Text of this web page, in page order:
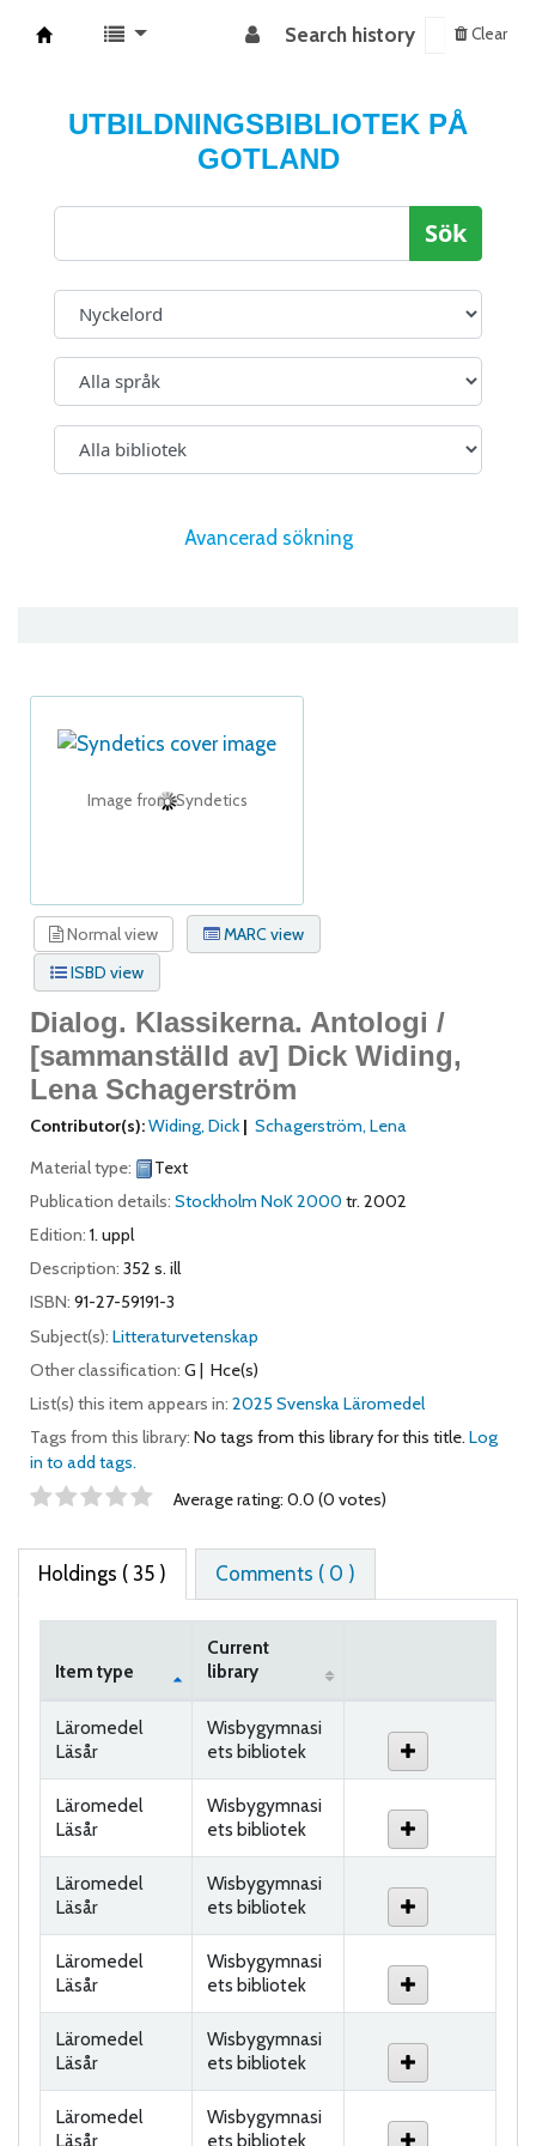
Search history Clear
UTBILDNINGSBIBLIOTEK PÅ
GOTLAND
Sök
Avancerad sökning
Image from Syndetics
Normal view
MARC view
ISBD view
Dialog. Klassikerna. Antologi /
[sammanställd av] Dick Widing,
Lena Schagerström
Contributor(s):Widing, Dick
Schagerström, Lena
Material type:
Text
Publication details: Stockholm NoK2000 tr. 2002
Edition: 1. uppl
Description: 352 s. ill
ISBN: 91-27-59191-3
Subject(s): Litteraturvetenskap
Other classification: G
Hce(s)
List(s) this item appears in: 2025 Svenska Läromedel
Tags from this library: No tags from this library for this title. Log
in to add tags.
Star ratings Average rating: 0.0 (0 votes)
Holdings ( 35 ) Comments ( 0 )
Item type
Current
library
Läromedel
Läsår
Wisbygymnasi
ets bibliotek
Läromedel
Läsår
Wisbygymnasi
ets bibliotek
Läromedel
Läsår
Wisbygymnasi
ets bibliotek
Läromedel
Läsår
Wisbygymnasi
ets bibliotek
Läromedel
Läsår
Wisbygymnasi
ets bibliotek
Läromedel
Läsår
Wisbygymnasi
ets bibliotek